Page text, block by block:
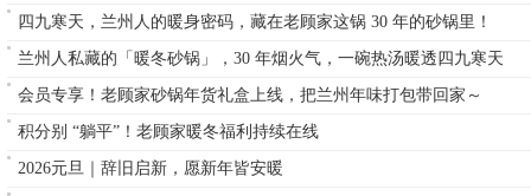
四九寒天，兰州人的暖身密码，藏在老顾家这锅 30 年的砂锅里！
兰州人私藏的「暖冬砂锅」，30 年烟火气，一碗热汤暖透四九寒天
会员专享！老顾家砂锅年货礼盒上线，把兰州年味打包带回家～
积分别 “躺平”！老顾家暖冬福利持续在线
2026元旦｜辞旧启新，愿新年皆安暖